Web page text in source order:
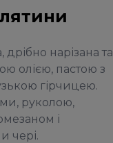
дрібно нарізана та
олією, пастою з
гірчицею.
руколою,
і
чері.